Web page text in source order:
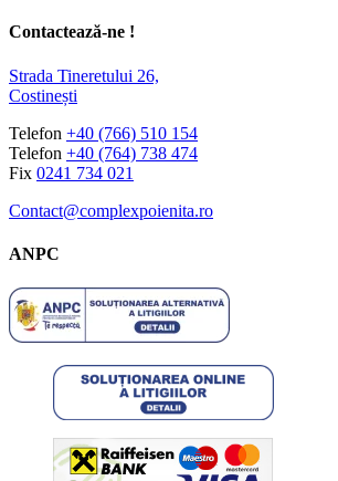
Contactează-ne !
Strada Tineretului 26,
Costinești
Telefon +40 (766) 510 154
Telefon +40 (764) 738 474
Fix 0241 734 021
Contact@complexpoienita.ro
ANPC